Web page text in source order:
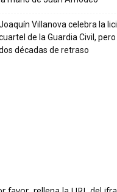
Villanova celebra la
de la Guardia Civil,
décadas de retraso